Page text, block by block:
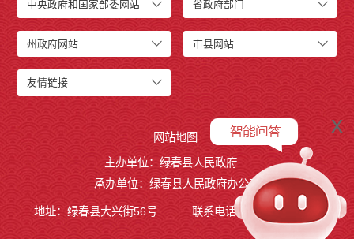
中央政府和国家部委网站 省政府部门
州政府网站 市县网站
友情链接
x
网站地图
主办单位：绿春县人民政府
承办单位：绿春县人民政府办公室
地址：绿春县大兴街56号 联系电话：0873-4221495